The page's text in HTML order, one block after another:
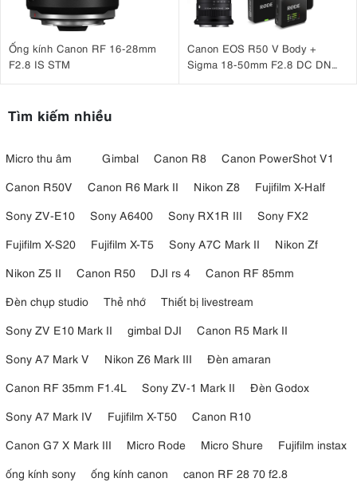
Ống kính Canon RF 16-28mm
F2.8 IS STM
Canon EOS R50 V Body +
Sigma 18-50mm F2.8 DC DN
Tìm kiếm nhiều
Micro thu âm Gimbal Canon R8
Canon PowerShot V1
Canon R50V
Canon R6 Mark II Nikon Z8
Fujifilm X-Half
Sony ZV-E10
Sony A6400 Sony RX1R III
Sony FX2
Fujifilm X-S20
Fujifilm X-T5 Sony A7C Mark II
Nikon Zf
Nikon Z5 II
Canon R50 DJI rs 4
Canon RF 85mm
Đèn chụp studio
Thẻ nhớ
Thiết bị livestream
Sony ZV E10 Mark II
gimbal DJI
Canon R5 Mark II
Sony A7 Mark V
Nikon Z6 Mark III
Đèn amaran
Canon RF 35mm F1.4L
Sony ZV-1 Mark II
Đèn Godox
Sony A7 Mark IV
Fujifilm X-T50
Canon R10
Canon G7 X Mark III
Micro Rode Micro Shure
Fujifilm instax
ống kính sony
ống kính canon
canon RF 28 70 f2.8